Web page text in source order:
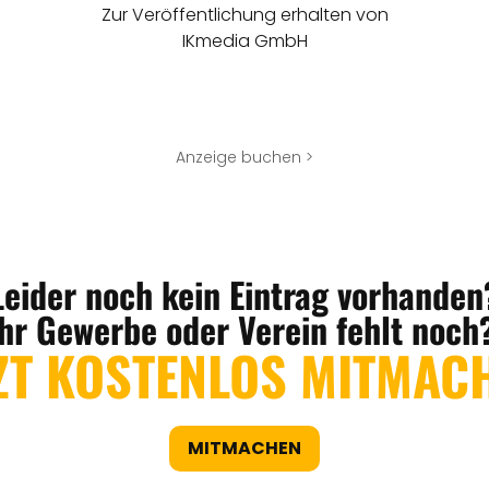
Zur Veröffentlichung erhalten von
IKmedia GmbH
Anzeige buchen >
noch kein Eintrag
Gewerbe oder Verein fehlt
KOSTENLOS
MITMACHEN